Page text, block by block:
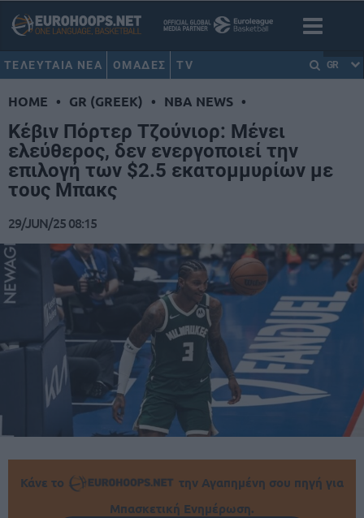
ΤΕΛΕΥΤΑΙΑ ΝΕΑ ΟΜΑΔΕΣ TV GR
HOME • GR (GREEK) • NBA NEWS •
Κέβιν Πόρτερ Τζούνιορ: Μένει
ελεύθερος, δεν ενεργοποιεί την
επιλογή των $2.5 εκατομμυρίων με
τους Μπακς
29/JUN/25 08:15
Κάνε το
την Αγαπημένη σου πηγή για
Μπασκετική Ενημέρωση.